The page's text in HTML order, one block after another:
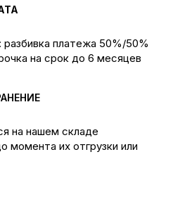
платежа 50%/50%
на срок до 6 месяцев
на нашем складе
момента их отгрузки или
2